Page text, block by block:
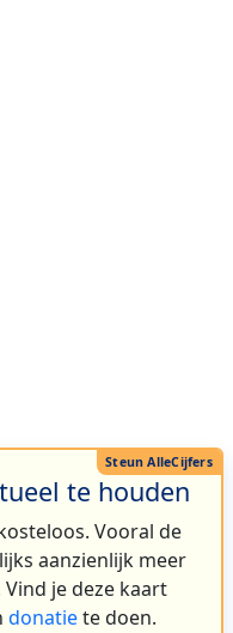
te houden
Vooral de
aanzienlijk meer
je deze kaart
donatiete doen.